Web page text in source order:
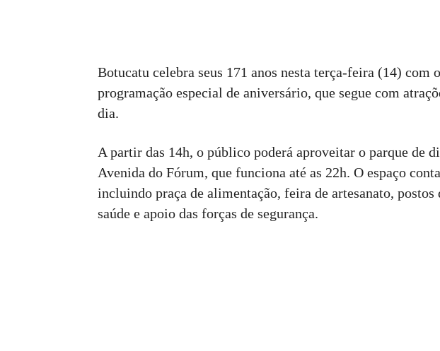
Botucatu celebra seus 171 anos nesta terça-feira (14) com
programação especial de aniversário, que segue com
dia.
A partir das 14h, o público poderá aproveitar o parque de
Avenida do Fórum, que funciona até as 22h. O espaço
incluindo praça de alimentação, feira de artesanato, postos
saúde e apoio das forças de segurança.